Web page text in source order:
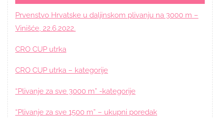
Prvenstvo Hrvatske u daljinskom plivanju na 3000 m –
Vinišće, 22.6.2022.
CRO CUP utrka
CRO CUP utrka – kategorije
“Plivanje za sve 3000 m” -kategorije
“Plivanje za sve 1500 m” – ukupni poredak